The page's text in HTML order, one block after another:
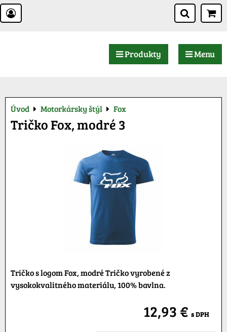
Produkty Menu
Úvod Motorkársky štýl Fox
Tričko Fox, modré 3
Tričko s logom Fox, modré Tričko vyrobené z
vysokokvalitného materiálu, 100% bavlna.
12,93 € s DPH